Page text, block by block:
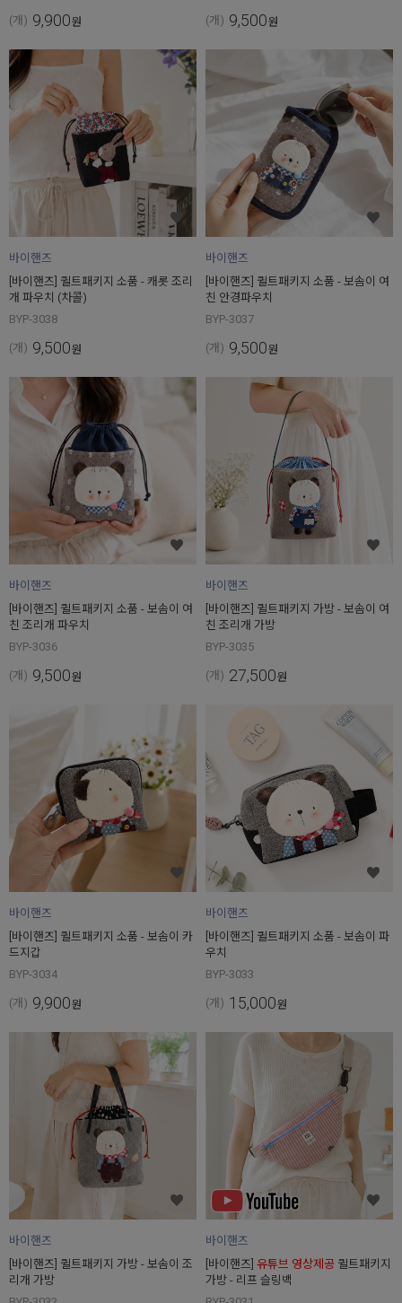
(개) 9,900원 (개) 9,500원
바이핸즈
[바이핸즈] 퀼트패키지 소품 - 캐롯 조리
개 파우치 (차콜)
BYP-3038
(개) 9,500원
바이핸즈
[바이핸즈] 퀼트패키지 소품 - 보솜이 여
친 안경파우치
BYP-3037
(개) 9,500원
바이핸즈
[바이핸즈] 퀼트패키지 소품 - 보솜이 여
친 조리개 파우치
BYP-3036
(개) 9,500원
바이핸즈
[바이핸즈] 퀼트패키지 가방 - 보솜이 여
친 조리개 가방
BYP-3035
(개) 27,500원
바이핸즈
[바이핸즈] 퀼트패키지 소품 - 보솜이 카
드지갑
BYP-3034
(개) 9,900원
바이핸즈
[바이핸즈] 퀼트패키지 소품 - 보솜이 파
우치
BYP-3033
(개) 15,000원
바이핸즈
[바이핸즈] 퀼트패키지 가방 - 보솜이 조
리개 가방
바이핸즈
[바이핸즈] 유튜브 영상제공 퀼트패키지
가방 - 리프 슬링백